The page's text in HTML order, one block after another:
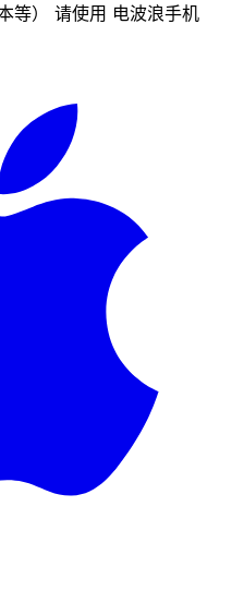
等） 请使用 电波浪手机